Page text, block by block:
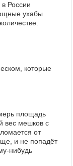
России
ухабы
которые
площадь
вес мешков с
от
и не попадёт
нибудь